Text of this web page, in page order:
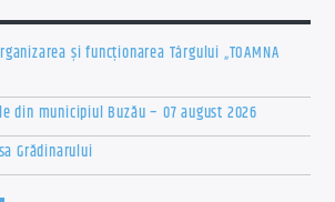
şi funcţionarea Târgului „TOAMNA
din municipiul Buzău – 07 august 2026
Grădinarului